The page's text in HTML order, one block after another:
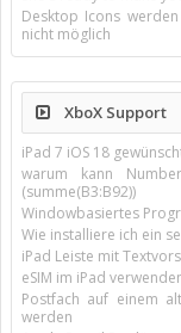
Desktop Icons
nicht möglich
XboX Support
iPad 7 iOS 18
warum kann
(summe(B3:B92))
Windowbasiertes
Wie installiere ich ein
iPad Leiste mit
eSIM im iPad
Postfach auf einem
werden